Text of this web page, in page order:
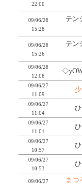
22:00
09/06/28
15:28
テン
09/06/28
15:26
テン
09/06/28
12:08
09/06/27
11:09
09/06/27
11:04
09/06/27
11:01
09/06/27
10:57
09/06/27
10:53
09/06/27
まつ